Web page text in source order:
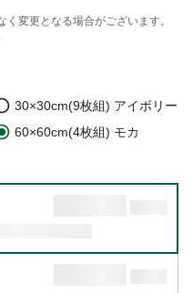
変更となる場合がございます。
30×30cm(9枚組) アイボリー
60×60cm(4枚組) モカ